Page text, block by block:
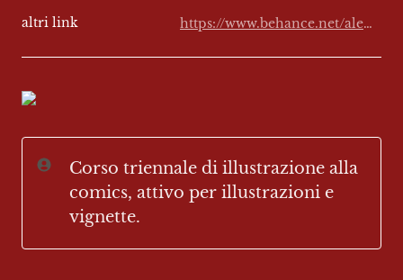
altri link https://www.behance.net/alessiospataro
Corso triennale di illustrazione alla
comics, attivo per illustrazioni e
vignette.